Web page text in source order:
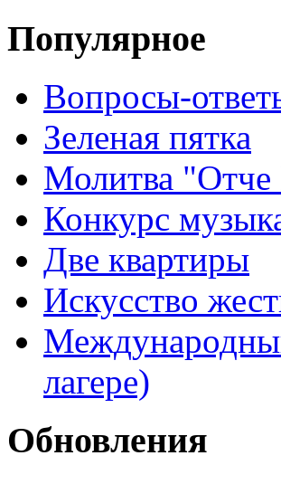
Популярное
Вопросы-
Зеленая пятка
Молитва "Отче
Конкурс
Две квартиры
Искусство
лагере)
Обновления